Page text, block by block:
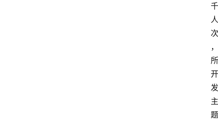
千
人
次
，
所
开
发
主
题